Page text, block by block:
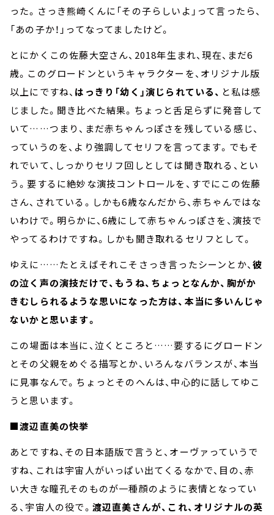
った。さっき熊崎くんに「その子らしいよ」って言ったら、
「あの子か！」ってなってましたけど。
とにかくこの佐藤大空さん、2018年生まれ、現在、まだ6
歳。このグロードンというキャラクターを、オリジナル版
以上にですね、 はっきり「幼く」演じられている、 と私は感
じました。聞き比べた結果。ちょっと舌足らずに発音して
いて……つまり、まだ赤ちゃんっぽさを残している感じ、
っていうのを、より強調してセリフを言ってます。でもそ
れでいて、しっかりセリフ回しとしては聞き取れる、とい
う。要するに絶妙な演技コントロールを、すでにこの佐藤
さん、されている。しかも6歳なんだから、赤ちゃんではな
いわけで。明らかに、6歳にして赤ちゃんっぽさを、演技で
やってるわけですね。しかも聞き取れるセリフとして。
ゆえに……たとえばそれこそさっき言ったシーンとか、彼
の泣く声の演技だけで、もうね、ちょっとなんか、胸がか
きむしられるような思いになった方は、本当に多いんじゃ
ないかと思います。
この場面は本当に、泣くところと……要するにグロードン
とその父親をめぐる描写とか、いろんなバランスが、本当
に見事なんで。ちょっとそのへんは、中心的に話してゆこ
うと思います。
■渡辺直美の快挙
あとですね、その日本語版で言うと、オーヴァっていうで
すね、これは宇宙人がいっぱい出てくるなかで、目の、赤
い大きな瞳孔そのものが一種顔のように表情となってい
る、宇宙人の役で。 渡辺直美さんが、これ、オリジナルの英